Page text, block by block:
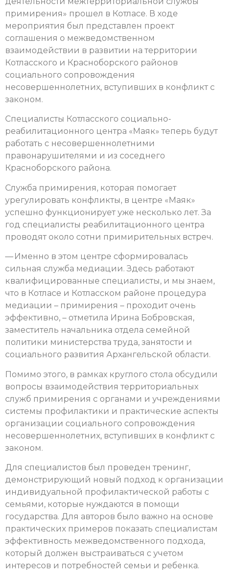
примирения» прошел в Котласе. В ходе
мероприятия был представлен проект
соглашения o межведомственном
взаимодействии в развитии на территории
Котласского и Красноборского районов
социального сопровождения
несовершеннолетних, вступивших в конфликт с
законом.
Специалисты Котласского социально-
реабилитационного центра «Маяк» теперь будут
работать с несовершеннолетними
правонарушителями и из соседнего
Красноборского района.
Служба примирения, которая помогает
урегулировать конфликты, в центре «Маяк»
успешно функционирует уже несколько лет. За
год специалисты реабилитационного центра
проводят около сотни примирительных встреч.
— Именно в этом центре сформировалась
сильная служба медиации. Здесь работают
квалифицированные специалисты, и мы знаем,
что в Котласе и Котласском районе процедура
медиации – примирения – проходит очень
эффективно, – отметила Ирина Бобровская,
заместитель начальника отдела семейной
политики министерства труда, занятости и
социального развития Архангельской области.
Помимо этого, в рамках круглого стола обсудили
вопросы взаимодействия территориальных
служб примирения с органами и учреждениями
системы профилактики и практические аспекты
организации социального сопровождения
несовершеннолетних, вступивших в конфликт с
законом.
Для специалистов был проведен тренинг,
демонстрирующий новый подход к организации
индивидуальной профилактической работы с
семьями, которые нуждаются в помощи
государства. Для авторов было важно на основе
практических примеров показать специалистам
эффективность межведомственного подхода,
который должен выстраиваться с учетом
интересов и потребностей семьи и ребенка.